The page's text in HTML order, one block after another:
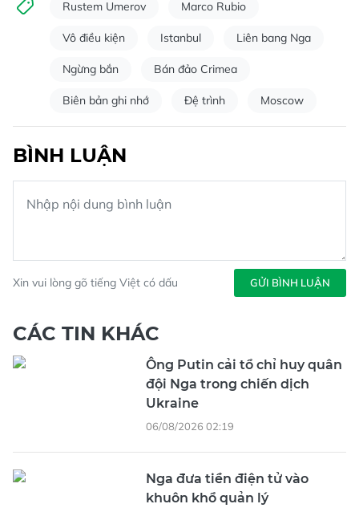
Rustem Umerov Marco Rubio
Vô điều kiện Istanbul Liên bang Nga
Ngừng bắn Bán đảo Crimea
Biên bản ghi nhớ Đệ trình Moscow
BÌNH LUẬN
Xin vui lòng gõ tiếng Việt có dấu GỬI BÌNH LUẬN
CÁC TIN KHÁC
Ông Putin cải tổ chỉ huy quân
đội Nga trong chiến dịch
Ukraine
06/08/2026 02:19
Nga đưa tiền điện tử vào
khuôn khổ quản lý